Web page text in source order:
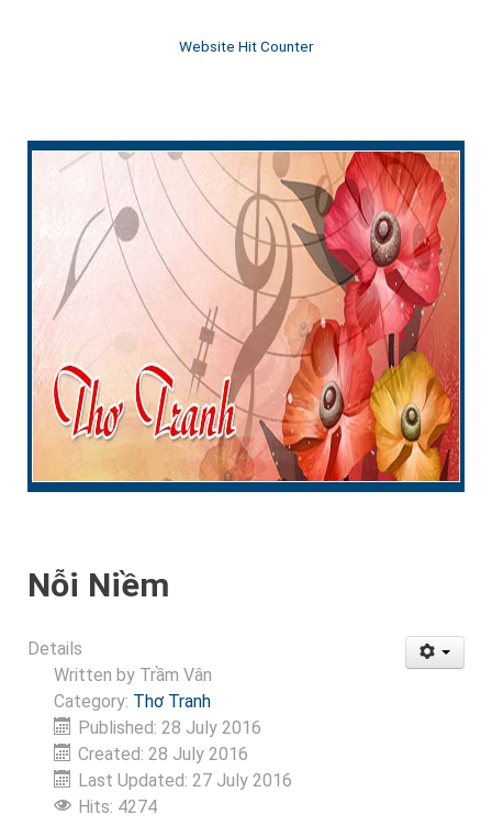
Website Hit Counter
Nỗi Niềm
Details
Written by Trầm Vân
Category: Thơ Tranh
Published: 28 July 2016
Created: 28 July 2016
Last Updated: 27 July 2016
Hits: 4274